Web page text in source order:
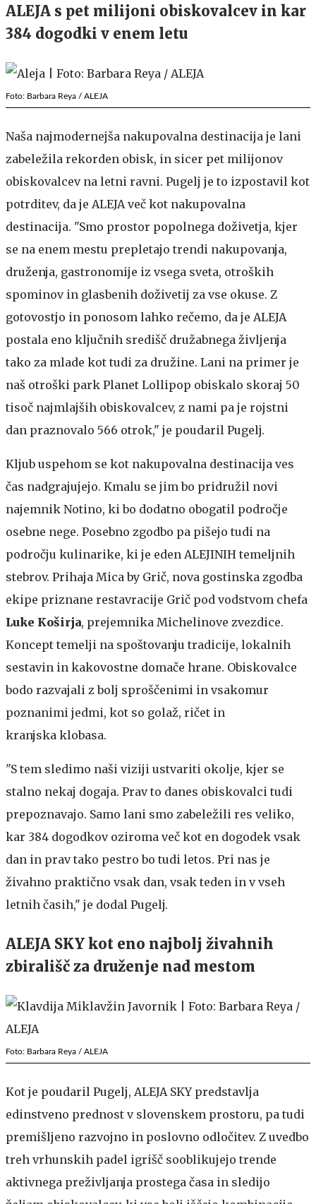
ALEJA s pet milijoni obiskovalcev in kar
384 dogodki v enem letu
Foto: Barbara Reya / ALEJA
Naša najmodernejša nakupovalna destinacija je lani
zabeležila rekorden obisk, in sicer pet milijonov
obiskovalcev na letni ravni. Pugelj je to izpostavil kot
potrditev, da je ALEJA več kot nakupovalna
destinacija. "Smo prostor popolnega doživetja, kjer
se na enem mestu prepletajo trendi nakupovanja,
druženja, gastronomije iz vsega sveta, otroških
spominov in glasbenih doživetij za vse okuse. Z
gotovostjo in ponosom lahko rečemo, da je ALEJA
postala eno ključnih središč družabnega življenja
tako za mlade kot tudi za družine. Lani na primer je
naš otroški park Planet Lollipop obiskalo skoraj 50
tisoč najmlajših obiskovalcev, z nami pa je rojstni
dan praznovalo 566 otrok," je poudaril Pugelj.
Kljub uspehom se kot nakupovalna destinacija ves
čas nadgrajujejo. Kmalu se jim bo pridružil novi
najemnik Notino, ki bo dodatno obogatil področje
osebne nege. Posebno zgodbo pa pišejo tudi na
področju kulinarike, ki je eden ALEJINIH temeljnih
stebrov. Prihaja Mica by Grič, nova gostinska zgodba
ekipe priznane restavracije Grič pod vodstvom chefa
Luke Koširja, prejemnika Michelinove zvezdice.
Koncept temelji na spoštovanju tradicije, lokalnih
sestavin in kakovostne domače hrane. Obiskovalce
bodo razvajali z bolj sproščenimi in vsakomur
poznanimi jedmi, kot so golaž, ričet in
kranjska klobasa.
"S tem sledimo naši viziji ustvariti okolje, kjer se
stalno nekaj dogaja. Prav to danes obiskovalci tudi
prepoznavajo. Samo lani smo zabeležili res veliko,
kar 384 dogodkov oziroma več kot en dogodek vsak
dan in prav tako pestro bo tudi letos. Pri nas je
živahno praktično vsak dan, vsak teden in v vseh
letnih časih," je dodal Pugelj.
ALEJA SKY kot eno najbolj živahnih
zbirališč za druženje nad mestom
Foto: Barbara Reya / ALEJA
Kot je poudaril Pugelj, ALEJA SKY predstavlja
edinstveno prednost v slovenskem prostoru, pa tudi
premišljeno razvojno in poslovno odločitev. Z uvedbo
treh vrhunskih padel igrišč sooblikujejo trende
aktivnega preživljanja prostega časa in sledijo